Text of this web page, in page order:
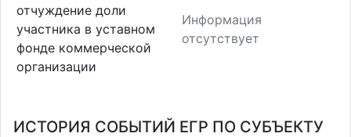
отчуждение доли
участника в уставном
фонде коммерческой
организации
Информация
отсутствует
ИСТОРИЯ СОБЫТИЙ ЕГР ПО СУБЪЕКТУ